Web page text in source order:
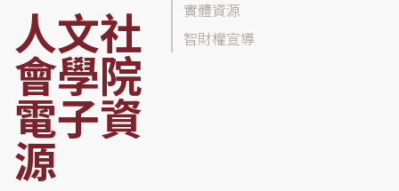
人文社
會學院
電子資
源
資
源
實體資源
智財權宣導